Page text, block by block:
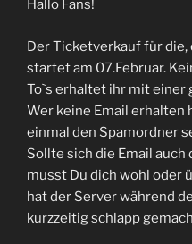
Hallo Fans!
Der Ticketverkauf für
startet am 07.Februar.
To`s erhaltet ihr mit einer
Wer keine Email
einmal den Spamordner
Sollte sich die Email
musst Du dich wohl oder
hat der Server während
kurzzeitig schlapp